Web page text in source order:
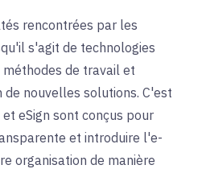
rencontrées par les
s'agit de technologies
de travail et
nouvelles solutions. C'est
eSign sont conçus pour
et introduire l'e-
organisation de manière